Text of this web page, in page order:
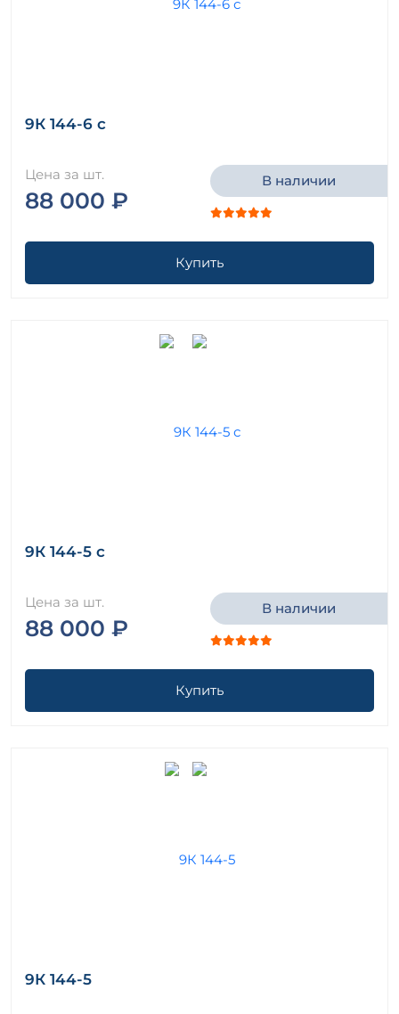
9К 144-6 с
Цена за шт.
88 000 ₽
В наличии
Купить
9К 144-5 с
Цена за шт.
88 000 ₽
В наличии
Купить
9К 144-5